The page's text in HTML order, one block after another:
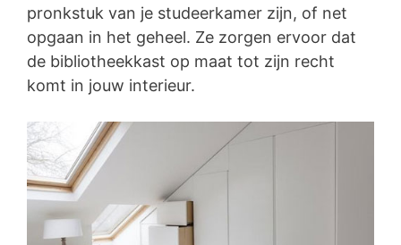
pronkstuk van je studeerkamer zijn, of net
opgaan in het geheel. Ze zorgen ervoor dat
de bibliotheekkast op maat tot zijn recht
komt in jouw interieur.